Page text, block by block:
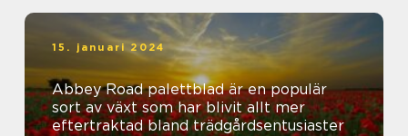
15. januari 2024
Abbey Road palettblad är en populär
sort av växt som har blivit allt mer
eftertraktad bland trädgårdsentusiaster